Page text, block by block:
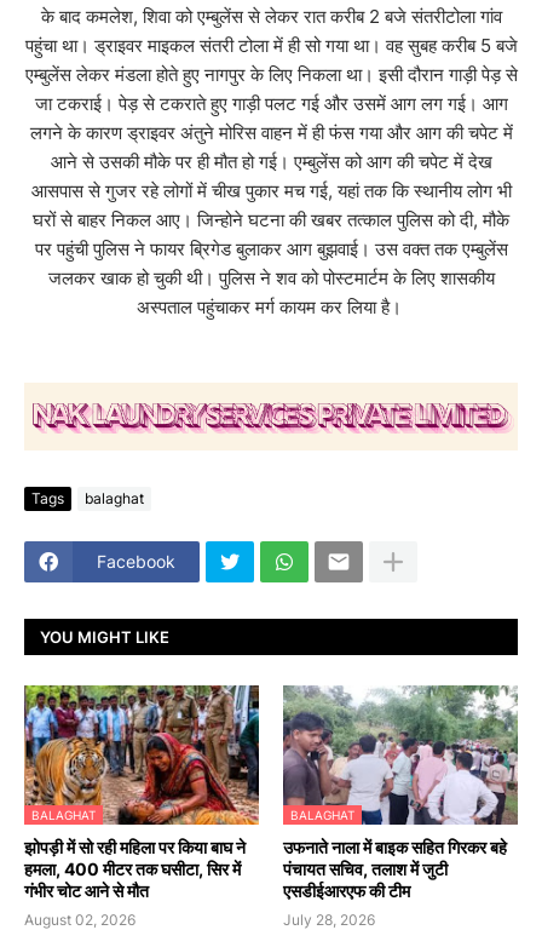
के बाद कमलेश, शिवा को एम्बुलेंस से लेकर रात करीब 2 बजे संतरीटोला गांव
पहुंचा था। ड्राइवर माइकल संतरी टोला में ही सो गया था। वह सुबह करीब 5 बजे
एम्बुलेंस लेकर मंडला होते हुए नागपुर के लिए निकला था। इसी दौरान गाड़ी पेड़ से
जा टकराई। पेड़ से टकराते हुए गाड़ी पलट गई और उसमें आग लग गई। आग
लगने के कारण ड्राइवर अंतुने मोरिस वाहन में ही फंस गया और आग की चपेट में
आने से उसकी मौके पर ही मौत हो गई। एम्बुलेंस को आग की चपेट में देख
आसपास से गुजर रहे लोगों में चीख पुकार मच गई, यहां तक कि स्थानीय लोग भी
घरों से बाहर निकल आए। जिन्होने घटना की खबर तत्काल पुलिस को दी, मौके
पर पहुंची पुलिस ने फायर ब्रिगेड बुलाकर आग बुझवाई। उस वक्त तक एम्बुलेंस
जलकर खाक हो चुकी थी। पुलिस ने शव को पोस्टमार्टम के लिए शासकीय
अस्पताल पहुंचाकर मर्ग कायम कर लिया है।
Tags balaghat
Facebook
YOU MIGHT LIKE
BALAGHAT
झोपड़ी में सो रही महिला पर किया बाघ ने
हमला, 400 मीटर तक घसीटा, सिर में
गंभीर चोट आने से मौत
August 02, 2026
BALAGHAT
उफनाते नाला में बाइक सहित गिरकर बहे
पंचायत सचिव, तलाश में जुटी
एसडीईआरएफ की टीम
July 28, 2026